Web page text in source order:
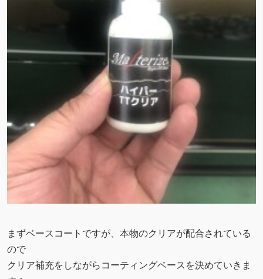
まずベースコートですが、本物のクリアが配合されている
ので
クリア補充をしながらコーティングベースを決めていきま